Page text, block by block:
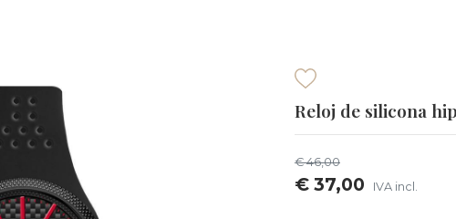
Reloj de silicona
€ 46,00
€ 37,00 IVA incl.